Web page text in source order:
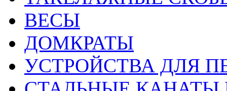
ВЕСЫ
ДОМКРАТЫ
УСТРОЙСТВА ДЛЯ